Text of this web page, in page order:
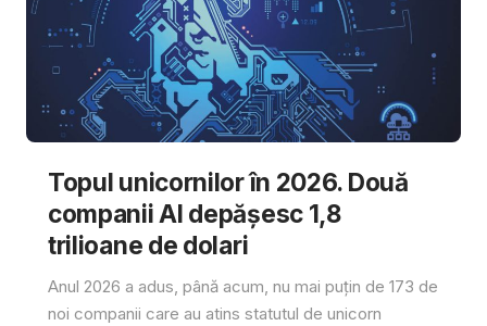
Topul unicornilor în 2026. Două
companii AI depășesc 1,8
trilioane de dolari
Anul 2026 a adus, până acum, nu mai puțin de 173 de
noi companii care au atins statutul de unicorn